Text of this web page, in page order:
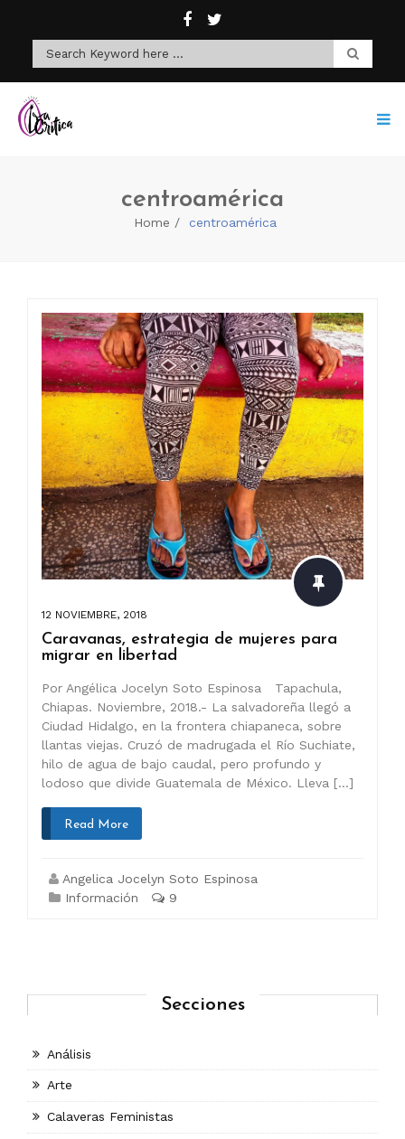
centroamérica
Home centroamérica
12 NOVIEMBRE, 2018
Caravanas, estrategia de mujeres para
migrar en libertad
Por Angélica Jocelyn Soto Espinosa Tapachula,
Chiapas. Noviembre, 2018.- La salvadoreña llegó a
Ciudad Hidalgo, en la frontera chiapaneca, sobre
llantas viejas. Cruzó de madrugada el Río Suchiate,
hilo de agua de bajo caudal, pero profundo y
lodoso que divide Guatemala de México. Lleva […]
Read More
Angelica Jocelyn Soto Espinosa
Información
9
Secciones
Análisis
Arte
Calaveras Feministas